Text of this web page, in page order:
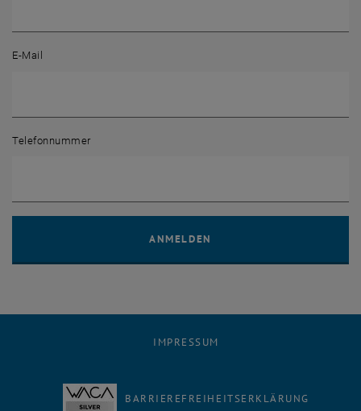
E-Mail
Telefonnummer
IMPRESSUM
BARRIEREFREIHEITSERKLÄRUNG